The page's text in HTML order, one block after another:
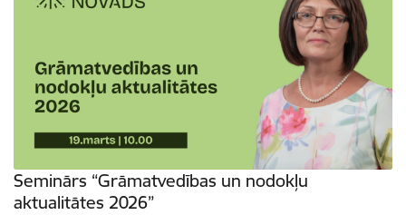
Seminārs “Grāmatvedības un nodokļu
aktualitātes 2026”